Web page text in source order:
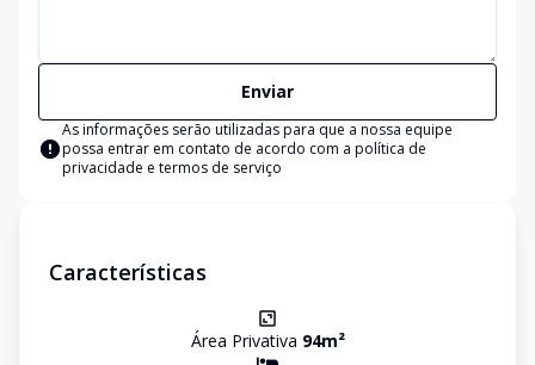
Enviar
As informações serão utilizadas para que a nossa equipe
possa entrar em contato de acordo com a política de
privacidade e termos de serviço
Características
Área Privativa 94m²